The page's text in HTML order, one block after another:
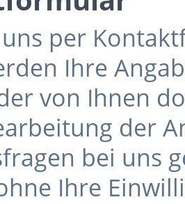
uns per
Ihre
von Ihnen
der
bei uns
Ihre